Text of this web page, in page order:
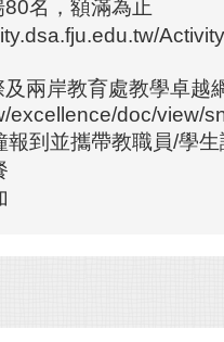
名，額滿為止
兩岸教育處教學卓越
excellence/doc/view/
到並攜帶教職員/學